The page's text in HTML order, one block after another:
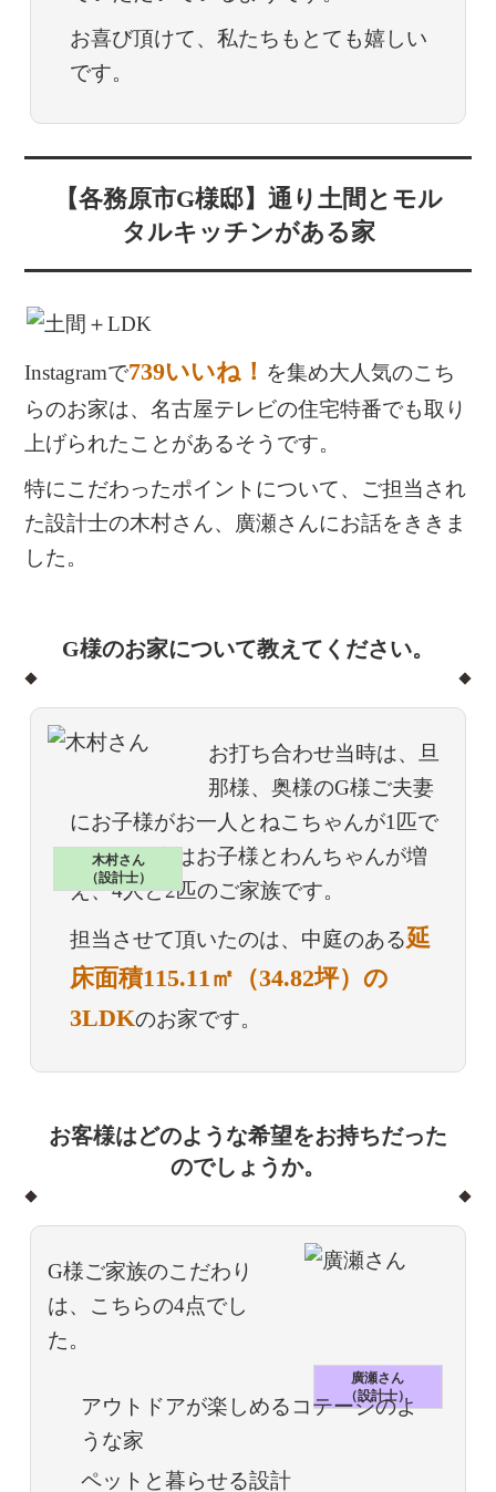
お喜び頂けて、私たちもとても嬉しい
です。
【各務原市G様邸】通り土間とモル
タルキッチンがある家
Instagramで739いいね！ を集め大人気のこち
らのお家は、名古屋テレビの住宅特番でも取り
上げられたことがあるそうです。
特にこだわったポイントについて、ご担当され
た設計士の木村さん、廣瀬さんにお話をききま
した。
G様のお家について教えてください。
木村さん
（設計士）
お打ち合わせ当時は、旦
那様、奥様のG様ご夫妻
にお子様がお一人とねこちゃんが1匹で
した。現在はお子様とわんちゃんが増
え、4人と2匹のご家族です。
担当させて頂いたのは、中庭のある延
床面積115.11㎡（34.82坪）の
3LDKのお家です。
お客様はどのような希望をお持ちだった
のでしょうか。
廣瀬さん
（設計士）
G様ご家族のこだわり
は、こちらの4点でし
た。
アウトドアが楽しめるコテージのよ
うな家
ペットと暮らせる設計